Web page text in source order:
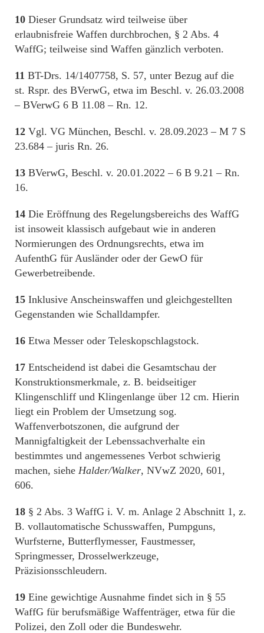
10 Dieser Grundsatz wird teilweise über
erlaubnisfreie Waffen durchbrochen, § 2 Abs. 4
WaffG; teilweise sind Waffen gänzlich verboten.
11 BT-Drs. 14/1407758, S. 57, unter Bezug auf die
st. Rspr. des BVerwG, etwa im Beschl. v. 26.03.2008
– BVerwG 6 B 11.08 – Rn. 12.
12 Vgl. VG München, Beschl. v. 28.09.2023 – M 7 S
23.684 – juris Rn. 26.
13 BVerwG, Beschl. v. 20.01.2022 – 6 B 9.21 – Rn.
16.
14 Die Eröffnung des Regelungsbereichs des WaffG
ist insoweit klassisch aufgebaut wie in anderen
Normierungen des Ordnungsrechts, etwa im
AufenthG für Ausländer oder der GewO für
Gewerbetreibende.
15 Inklusive Anscheinswaffen und gleichgestellten
Gegenstanden wie Schalldampfer.
16 Etwa Messer oder Teleskopschlagstock.
17 Entscheidend ist dabei die Gesamtschau der
Konstruktionsmerkmale, z. B. beidseitiger
Klingenschliff und Klingenlange über 12 cm. Hierin
liegt ein Problem der Umsetzung sog.
Waffenverbotszonen, die aufgrund der
Mannigfaltigkeit der Lebenssachverhalte ein
bestimmtes und angemessenes Verbot schwierig
machen, siehe Halder/Walker, NVwZ 2020, 601,
606.
18 § 2 Abs. 3 WaffG i. V. m. Anlage 2 Abschnitt 1, z.
B. vollautomatische Schusswaffen, Pumpguns,
Wurfsterne, Butterflymesser, Faustmesser,
Springmesser, Drosselwerkzeuge,
Präzisionsschleudern.
19 Eine gewichtige Ausnahme findet sich in § 55
WaffG für berufsmäßige Waffenträger, etwa für die
Polizei, den Zoll oder die Bundeswehr.